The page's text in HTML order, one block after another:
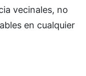
vecinales, no
en cualquier